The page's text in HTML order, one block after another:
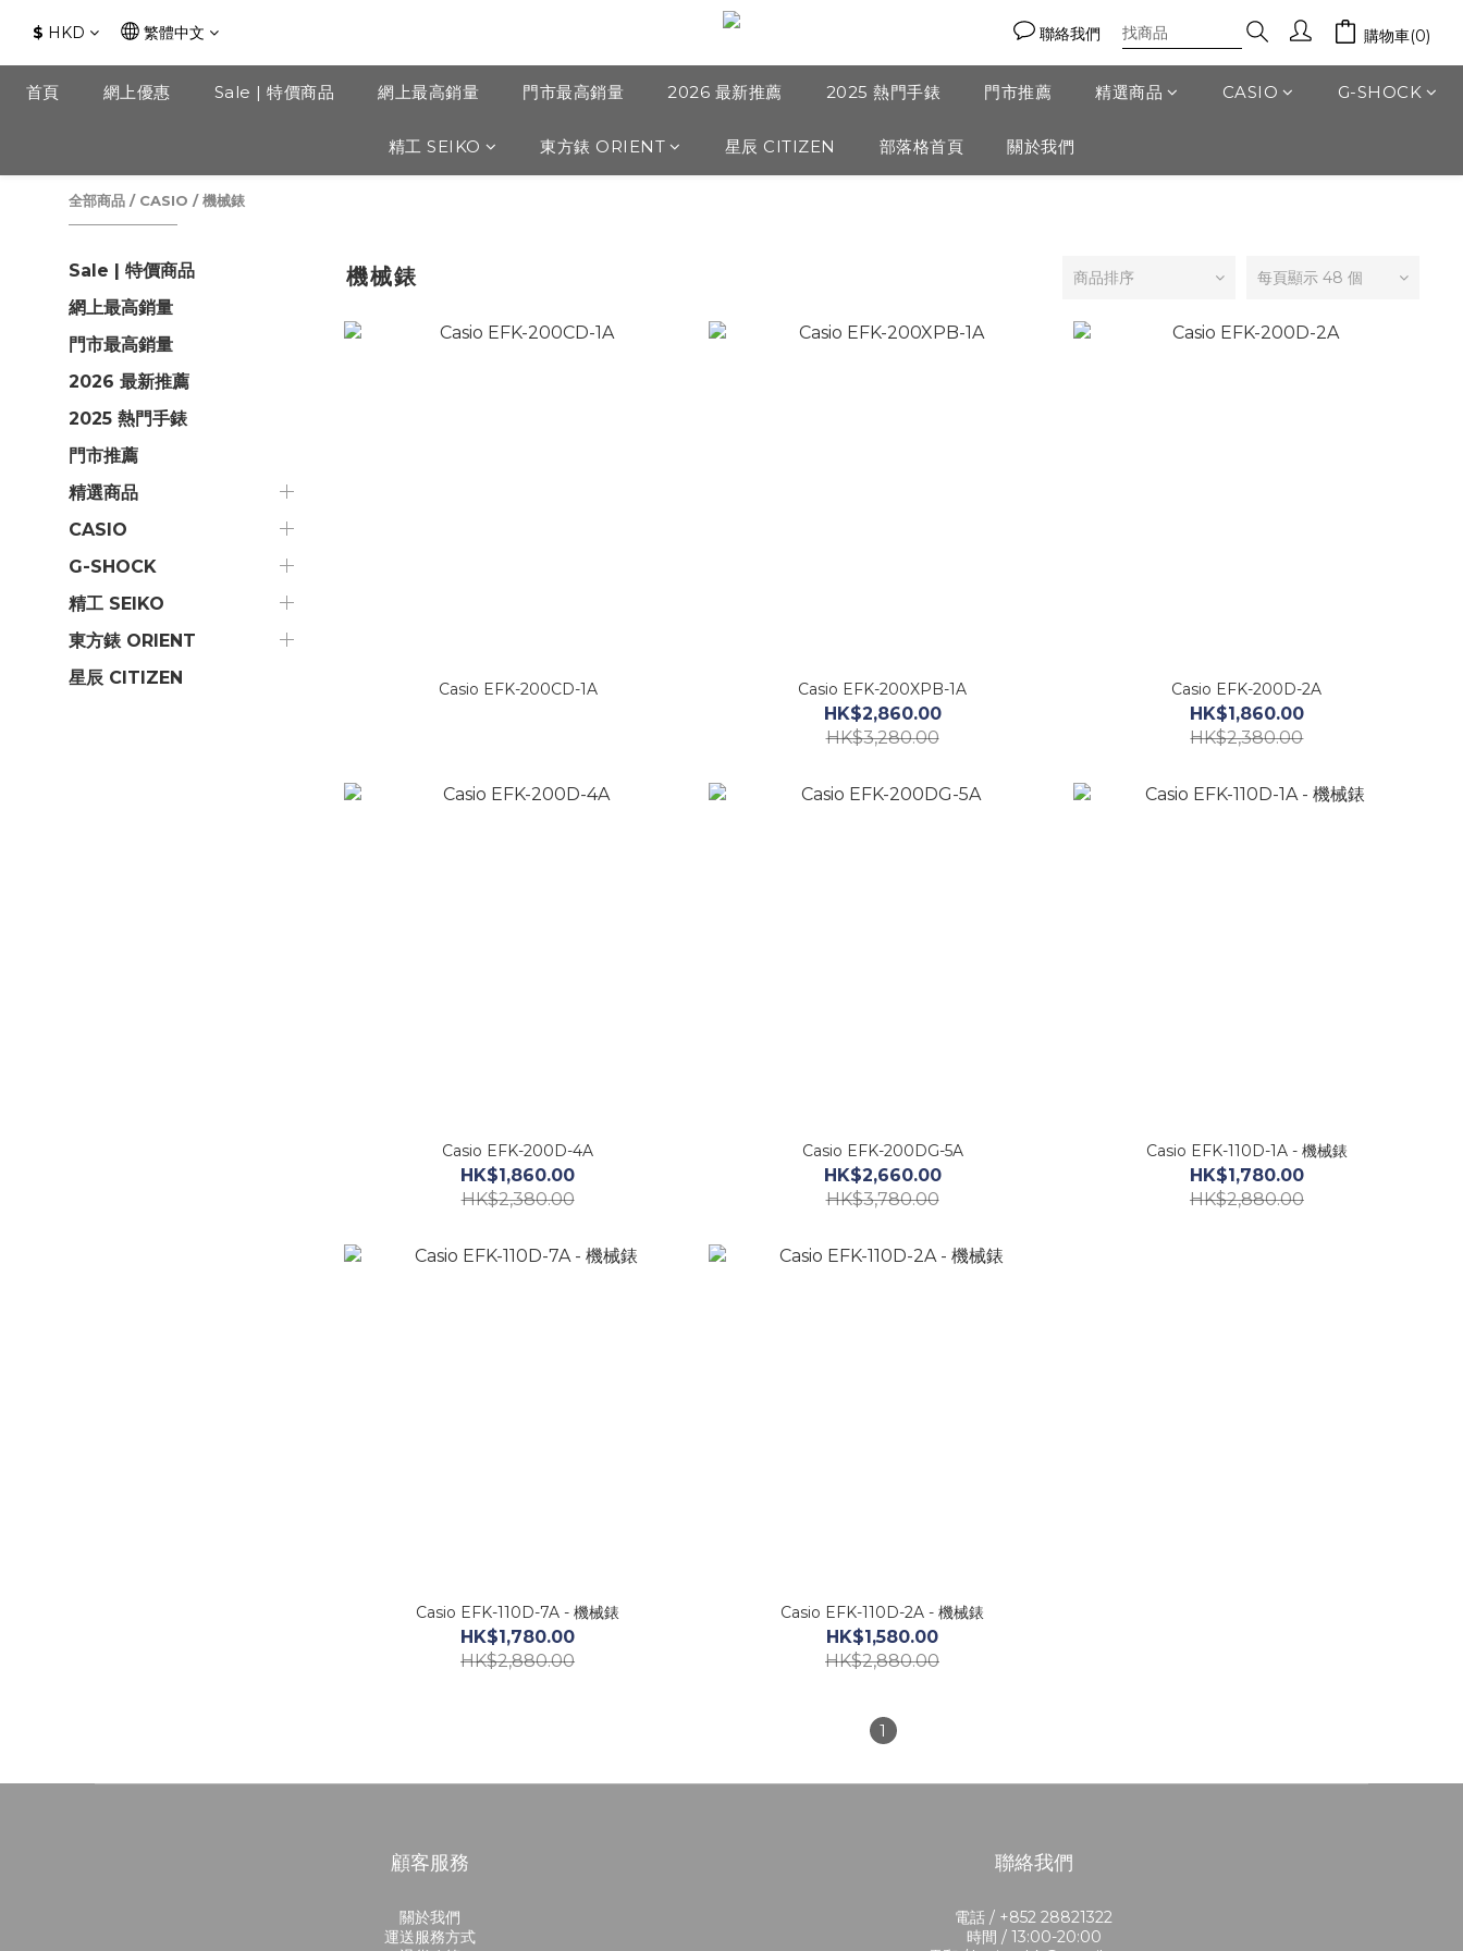
$ HKD 繁體中文 聯絡我們 購物車(0)
首頁 網上優惠 Sale | 特價商品 網上最高銷量 門市最高銷量 2026 最新推薦 2025 熱門手錶 門市推薦 精選商品 CASIO G-SHOCK
精工 SEIKO 東方錶 ORIENT 星辰 CITIZEN 部落格首頁 關於我們
全部商品 / CASIO /機械錶
Sale | 特價商品
網上最高銷量
門市最高銷量
2026 最新推薦
2025 熱門手錶
門市推薦
精選商品
CASIO
G-SHOCK
精工 SEIKO
東方錶 ORIENT
星辰 CITIZEN
機械錶 商品排序 每頁顯示 48 個
Casio EFK-200CD-1A Casio EFK-200XPB-1A
HK$2,860.00
HK$3,280.00
Casio EFK-200D-2A
HK$1,860.00
HK$2,380.00
Casio EFK-200D-4A
HK$1,860.00
HK$2,380.00
Casio EFK-200DG-5A
HK$2,660.00
HK$3,780.00
Casio EFK-110D-1A - 機械錶
HK$1,780.00
HK$2,880.00
Casio EFK-110D-7A - 機械錶
HK$1,780.00
HK$2,880.00
Casio EFK-110D-2A - 機械錶
HK$1,580.00
HK$2,880.00
1
顧客服務
關於我們
運送服務方式
聯絡我們
電話 / +852 28821322
時間 / 13:00-20:00